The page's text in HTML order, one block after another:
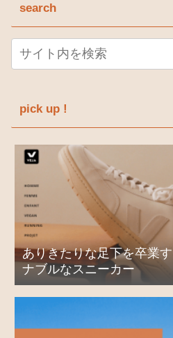
search
pick up !
ありきたりな足下を卒業
ナブルなスニーカー